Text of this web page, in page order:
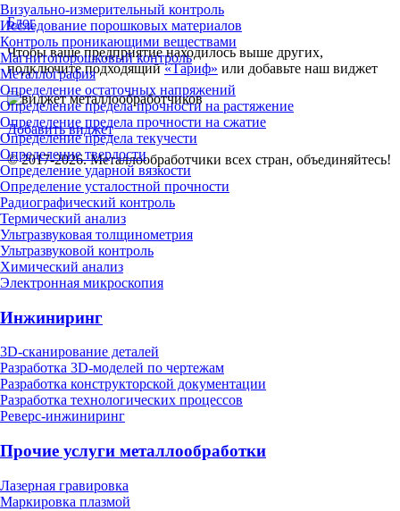
Визуально-измерительный контроль
Исследование порошковых материалов
Контроль проникающими веществами
Магнитопорошковый контроль
Металлография
Определение остаточных напряжений
Определение предела прочности на растяжение
Определение предела прочности на сжатие
Определение предела текучести
Определение твердости
Определение ударной вязкости
Определение усталостной прочности
Радиографический контроль
Термический анализ
Ультразвуковая толщинометрия
Ультразвуковой контроль
Химический анализ
Электронная микроскопия
Инжиниринг
3D-сканирование деталей
Разработка 3D-моделей по чертежам
Разработка конструкторской документации
Разработка технологических процессов
Реверс-инжиниринг
Прочие услуги металлообработки
Лазерная гравировка
Маркировка плазмой
Блог
Чтобы ваше предприятие находилось выше других,
подключите подходящий«Тариф» или добавьте наш виджет
Добавить виджет
© 2017-2026. Металлообработчики всех стран, объединяйтесь!